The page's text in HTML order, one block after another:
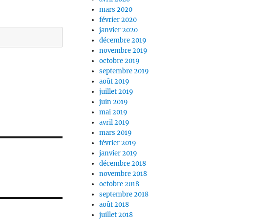
mars 2020
février 2020
janvier 2020
décembre 2019
novembre 2019
octobre 2019
septembre 2019
août 2019
juillet 2019
juin 2019
mai 2019
avril 2019
mars 2019
février 2019
janvier 2019
décembre 2018
novembre 2018
octobre 2018
septembre 2018
août 2018
juillet 2018